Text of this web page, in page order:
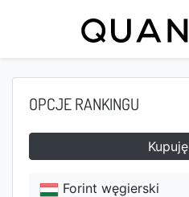
OPCJE RANKINGU
Kupuję
Forint węgierski